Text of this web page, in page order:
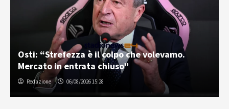
Osti: “Strefezza è il colpo che volevamo.
Mercato in entrata chiuso”
Redazione 06/08/2026 15:28